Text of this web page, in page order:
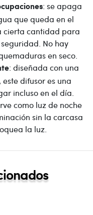
: se apaga
que queda en el
cierta cantidad para
No hay
en seco.
: diseñada con una
difusor es una
incluso en el día.
como luz de noche
sin la carcasa
la luz.